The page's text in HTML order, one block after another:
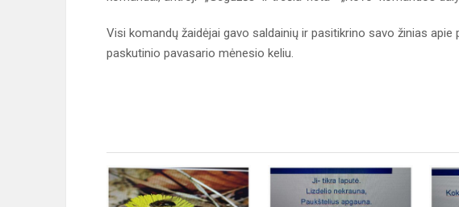
Visi komandų žaidėjai gavo saldainių ir pasitikrino savo žinias
paskutinio pavasario mėnesio keliu.